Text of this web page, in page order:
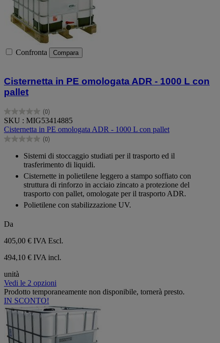
Confronta Compara
Cisternetta in PE omologata ADR - 1000 L con
pallet
(0)
0.0
su
5
stelle.
SKU : MIG53414885
Cisternetta in PE omologata ADR - 1000 L con pallet
(0)
0.0
Sistemi di stoccaggio studiati per il trasporto ed il
trasferimento di liquidi.
Cisternette in polietilene leggero a stampo soffiato con
struttura di rinforzo in acciaio zincato a protezione del
trasporto con pallet, omologate per il trasporto ADR.
Polietilene con stabilizzazione UV.
Da
405,00 € IVA Escl.
494,10 € IVA incl.
unità
Vedi le 2 opzioni
Prodotto temporaneamente non disponibile, tornerà presto.
IN SCONTO!